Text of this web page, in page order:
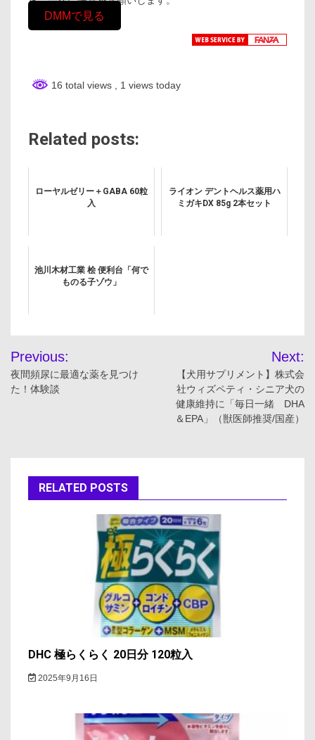
DMMで見る
16 total views , 1 views today
Related posts:
ローヤルゼリー＋GABA 60粒
入
ライオン デントヘルス薬用ハ
ミガキDX 85g 2本セット
池川木材工業 桧 便利台「何で
ものる子ゾウ」
投
稿
Previous:
夜間頻尿に最適な薬を見つけ
た！体験談
Next:
【犬用サプリメント】株式会
社ウィズペティ・シニア犬の
健康維持に「毎日一緒 DHA
＆EPA」（獣医師推奨/国産）
RELATED POSTS
DHC 極らくらく 20日分 120粒入
2025年9月16日